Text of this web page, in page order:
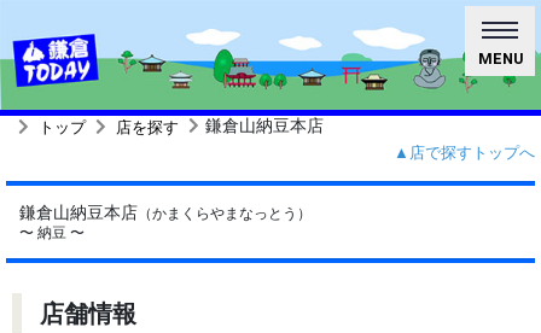
MENU
トップ 店を探す 鎌倉山納豆本店
▲店で探すトップへ
鎌倉山納豆本店 （かまくらやまなっとう）
〜 納豆 〜
店舗情報